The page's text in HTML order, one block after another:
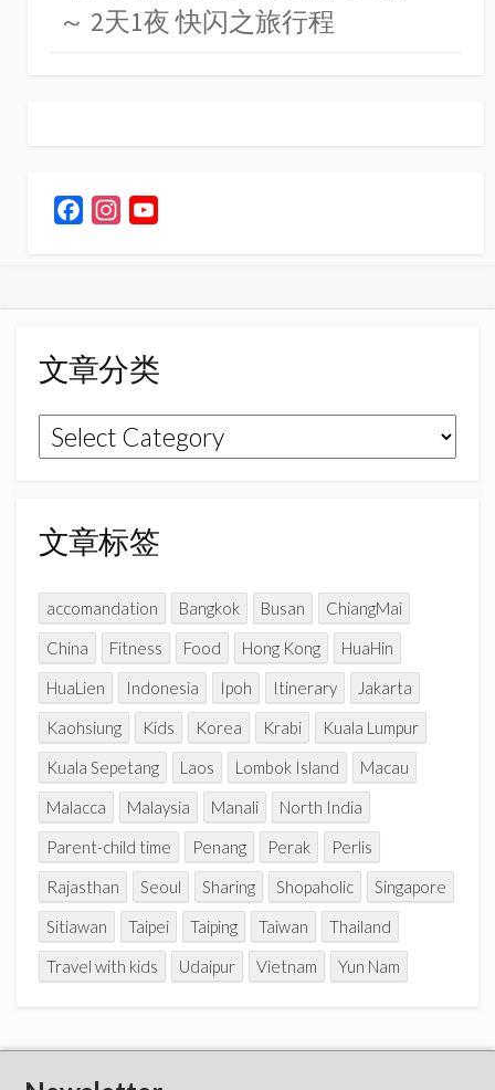
～ 2天1夜 快闪之旅行程
o
o
k
r
a
m
C
h
n
文章分类
文
章
类
文章标签
accomandation Bangkok Busan
ChiangMai
China
Fitness Food Hong Kong
HuaHin
HuaLien
Indonesia Ipoh Itinerary
Jakarta
Kaohsiung
Kids Korea Krabi
Kuala Lumpur
Kuala Sepetang
Laos Lombok Island
Macau
Malacca
Malaysia Manali
North India
Parent-child time
Penang Perak
Perlis
Rajasthan
Seoul Sharing Shopaholic
Singapore
Sitiawan
Taipei Taiping Taiwan
Thailand
Travel with kids
Udaipur Vietnam Yun Nam